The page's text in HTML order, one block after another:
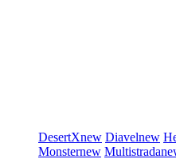
DesertXnew Diavelnew
Monsternew Multistrada